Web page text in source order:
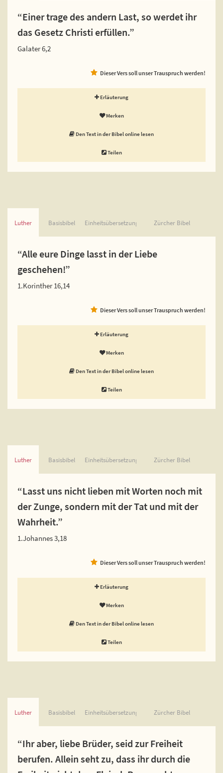
“Einer trage des andern Last, so werdet ihr
das Gesetz Christi erfüllen.”
Galater 6,2
Dieser Vers soll unser Trauspruch werden!
Erläuterung
Merken
Den Text in der Bibel online lesen
Teilen
Luther Basisbibel Einheitsübersetzung Zürcher Bibel
“Alle eure Dinge lasst in der Liebe
geschehen!”
1.Korinther 16,14
Dieser Vers soll unser Trauspruch werden!
Erläuterung
Merken
Den Text in der Bibel online lesen
Teilen
Luther Basisbibel Einheitsübersetzung Zürcher Bibel
“Lasst uns nicht lieben mit Worten noch mit
der Zunge, sondern mit der Tat und mit der
Wahrheit.”
1.Johannes 3,18
Dieser Vers soll unser Trauspruch werden!
Erläuterung
Merken
Den Text in der Bibel online lesen
Teilen
Luther Basisbibel Einheitsübersetzung Zürcher Bibel
“Ihr aber, liebe Brüder, seid zur Freiheit
berufen. Allein seht zu, dass ihr durch die